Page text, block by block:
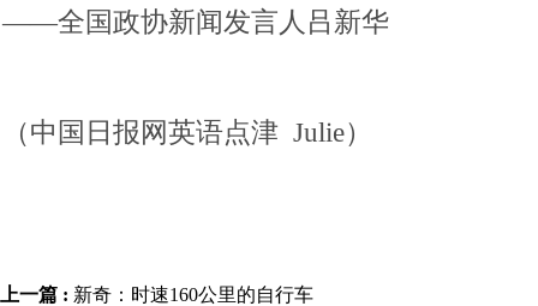
――全国政协新闻发言人吕新华
（中国日报网英语点津 Julie）
上一篇 : 新奇：时速160公里的自行车